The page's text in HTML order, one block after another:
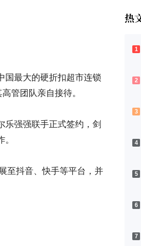
1
2
3
4
5
6
7
国最大的硬折扣超市连锁
管团队亲自接待。
乐强强联手正式签约，剑
至抖音、快手等平台，并